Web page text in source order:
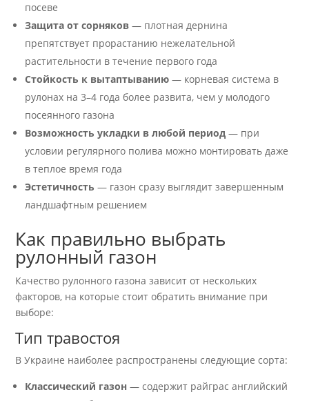
посеве
Защита от сорняков — плотная дернина
препятствует прорастанию нежелательной
растительности в течение первого года
Стойкость к вытаптыванию — корневая система в
рулонах на 3–4 года более развита, чем у молодого
посеянного газона
Возможность укладки в любой период — при
условии регулярного полива можно монтировать даже
в теплое время года
Эстетичность — газон сразу выглядит завершенным
ландшафтным решением
Как правильно выбрать
рулонный газон
Качество рулонного газона зависит от нескольких
факторов, на которые стоит обратить внимание при
выборе:
Тип травостоя
В Украине наиболее распространены следующие сорта:
Классический газон — содержит райграс английский